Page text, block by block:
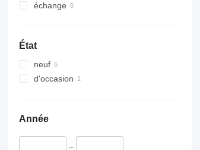
échange
État
neuf
d'occasion
Année
–